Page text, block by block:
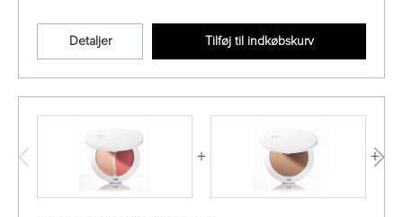
Detaljer Tilføj til indkøbskurv
+ +